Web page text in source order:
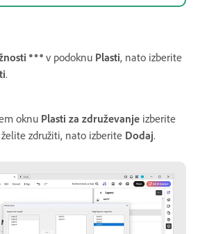
v podoknu Plasti, nato izberite
.
oknu Plasti za združevanje izberite
združiti, nato izberite Dodaj.